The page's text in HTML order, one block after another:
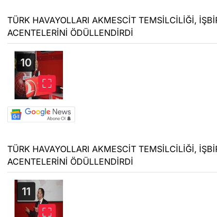
TÜRK HAVAYOLLARI AKMESCİT TEMSİLCİLİĞİ,
ACENTELERİNİ ÖDÜLLENDİRDİ
TÜRK HAVAYOLLARI AKMESCİT TEMSİLCİLİĞİ,
ACENTELERİNİ ÖDÜLLENDİRDİ